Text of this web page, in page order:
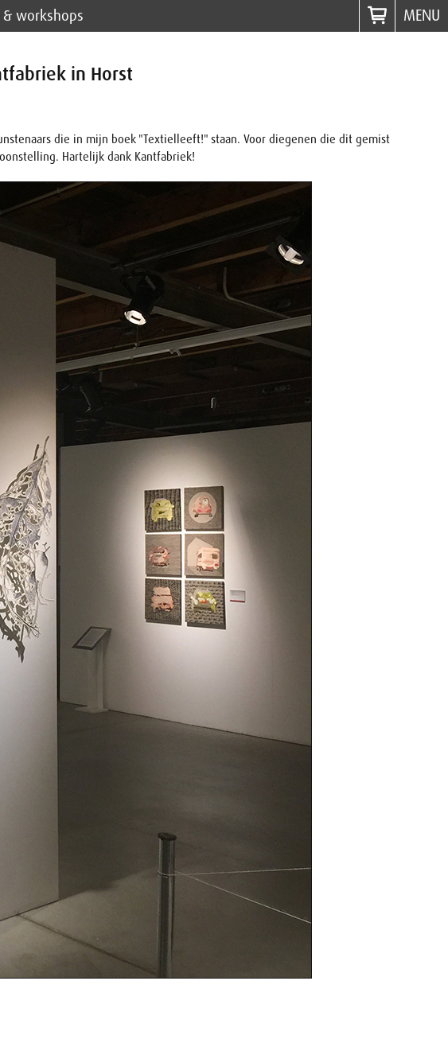
workshops MENU
in Horst
die in mijn boek "Textielleeft!" staan. Voor diegenen die dit gemist
Hartelijk dank Kantfabriek!